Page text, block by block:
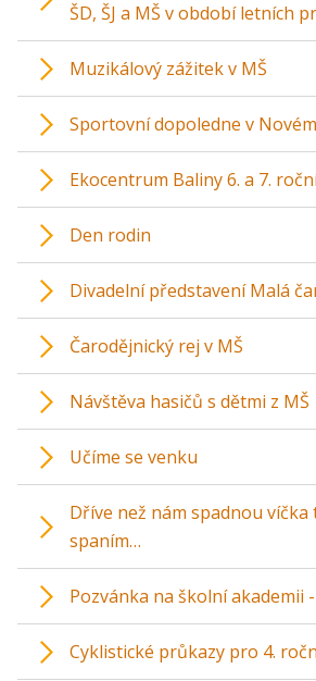
ŠD, ŠJ a MŠ v období letních
Muzikálový zážitek v MŠ
Sportovní dopoledne v
Ekocentrum Baliny 6. a 7.
Den rodin
Divadelní představení Malá
Čarodějnický rej v MŠ
Návštěva hasičů s dětmi z MŠ
Učíme se venku
Dříve než nám spadnou víčka
spaním…
Pozvánka na školní akademii
Cyklistické průkazy pro 4.